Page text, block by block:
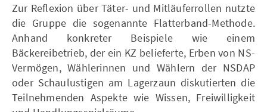
Zur Reflexion über Täter- und Mitläuferrollen nutzte
die Gruppe die sogenannte Flatterband-Methode.
Anhand konkreter Beispiele wie einem
Bäckereibetrieb, der ein KZ belieferte, Erben von NS-
Vermögen, Wählerinnen und Wählern der NSDAP
oder Schaulustigen am Lagerzaun diskutierten die
Teilnehmenden Aspekte wie Wissen, Freiwilligkeit